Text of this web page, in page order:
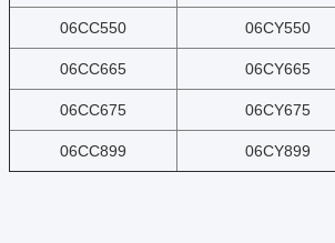
06CC550 06CY550
06CC665 06CY665
06CC675 06CY675
06CC899 06CY899